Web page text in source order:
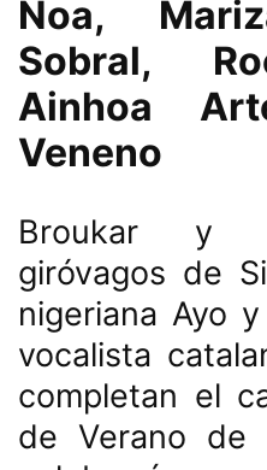
Noa,
Sobral,
Ainhoa
Veneno
Broukar y
giróvagos de
nigeriana Ayo
vocalista
completan el
de Verano de